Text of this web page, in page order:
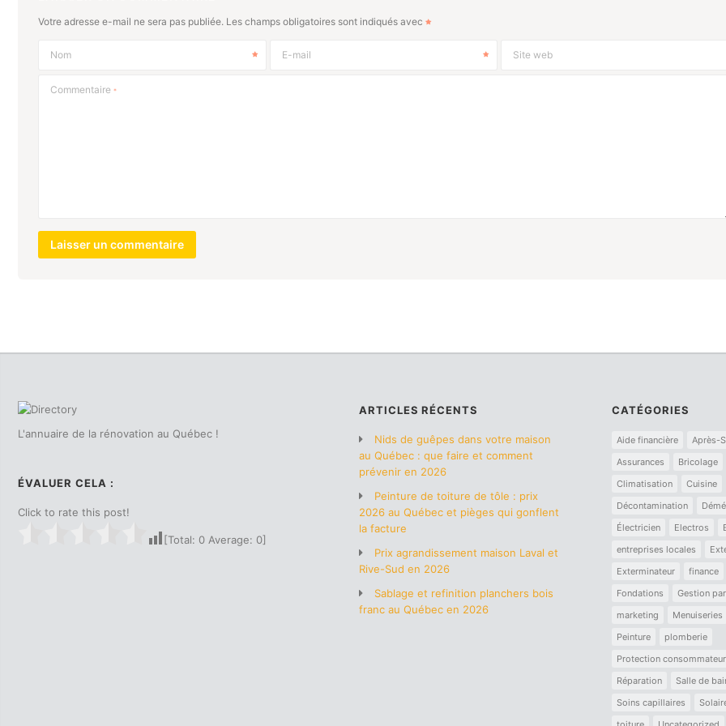
Votre adresse e-mail ne sera pas publiée. Les champs obligatoires sont indiqués avec
Nom E-mail Site web
Commentaire *
L'annuaire de la rénovation au Québec !
ÉVALUER CELA :
Click to rate this post!
[Total: 0 Average: 0]
ARTICLES RÉCENTS
Nids de guêpes dans votre maison
au Québec : que faire et comment
prévenir en 2026
Peinture de toiture de tôle : prix
2026 au Québec et pièges qui gonflent
la facture
Prix agrandissement maison Laval et
Rive-Sud en 2026
Sablage et refinition planchers bois
franc au Québec en 2026
CATÉGORIES
Aide financière
Après-
Assurances
Bricolage
Climatisation
Cuisine
Décontamination
Électricien
Electros
entreprises locales
Exterminateur
finance
Fondations
Gestion
marketing
Menuiseries
Peinture
plomberie
Protection consommateur
Réparation
Salle de
Soins capillaires